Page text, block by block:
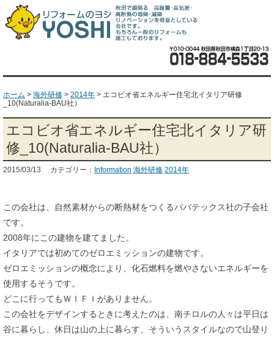
ホーム > 海外研修 > 2014年 > エコビオ省エネルギー住宅北イタリア研修
_10(Naturalia-BAU社）
エコビオ省エネルギー住宅北イタリア研
修_10(Naturalia-BAU社）
2015/03/13 カテゴリー： Information 海外研修 2014年
この会社は、自然素材からの断熱材をつくるパバテックス社の子会社
です。
2008年にこの建物を建てました。
イタリアでは初めてのゼロエミッションの建物です。
ゼロエミッションの概念により、化石燃料を燃やさないエネルギーを
使用するそうです。
どこに行ってもＷＩＦＩがありません。
この会社をデザインするときに考えたのは、南チロルの人々は平日は
谷に暮らし、休日は山の上に暮らす、そういうスタイルなので山登り